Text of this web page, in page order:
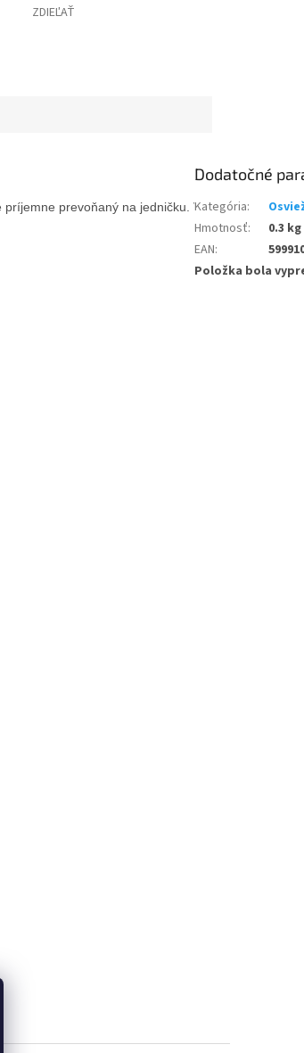
ZDIEĽAŤ
prevoňaný na jedničku. Vlastnosti Air
Dodatočné
Kategória:
Hmotnosť:
0.3 kg
EAN:
Položka bola